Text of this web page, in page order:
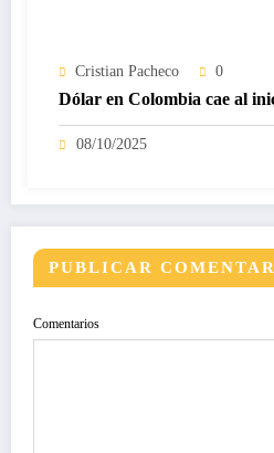
Cristian Pacheco 0
Dólar en Colombia cae al
08/10/2025
PUBLICAR
Comentarios